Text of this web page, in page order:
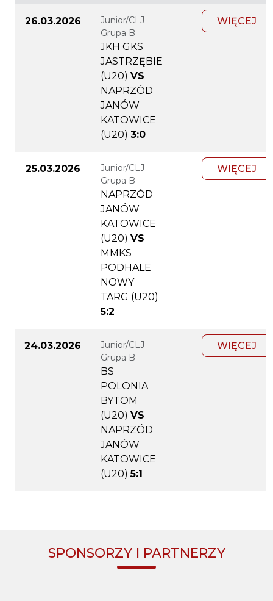
26.03.2026
Junior/CLJ
Grupa B
JKH GKS
JASTRZĘBIE
(U20) VS
NAPRZÓD
JANÓW
KATOWICE
(U20) 3:0
WIĘCEJ
25.03.2026
Junior/CLJ
Grupa B
NAPRZÓD
JANÓW
KATOWICE
(U20) VS
MMKS
PODHALE
NOWY
TARG (U20)
5:2
WIĘCEJ
24.03.2026
Junior/CLJ
Grupa B
BS
POLONIA
BYTOM
(U20) VS
NAPRZÓD
JANÓW
KATOWICE
(U20) 5:1
WIĘCEJ
SPONSORZY I PARTNERZY